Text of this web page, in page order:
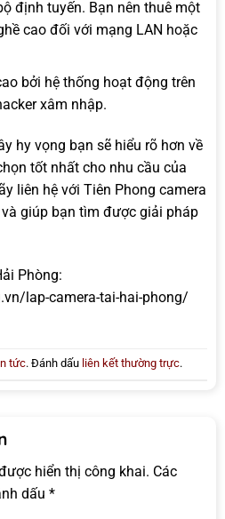
định tuyến. Bạn nên thuê một
cao đối với mạng LAN hoặc
bởi hệ thống hoạt động trên
xâm nhập.
hy vọng bạn sẽ hiểu rõ hơn về
tốt nhất cho nhu cầu của
liên hệ với Tiên Phong camera
giúp bạn tìm được giải pháp
Phòng:
lap-camera-tai-hai-phong/
tức. Đánh dấu liên kết thường trực.
hiển thị công khai. Các
dấu *